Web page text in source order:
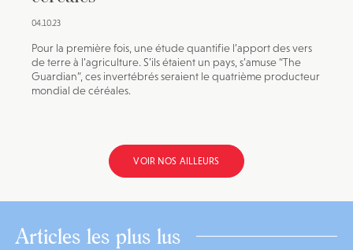
04.10.23
Pour la première fois, une étude quantifie l’apport des vers
de terre à l’agriculture. S’ils étaient un pays, s’amuse “The
Guardian”, ces invertébrés seraient le quatrième producteur
mondial de céréales.
VOIR NOS AILLEURS
Articles les plus lus